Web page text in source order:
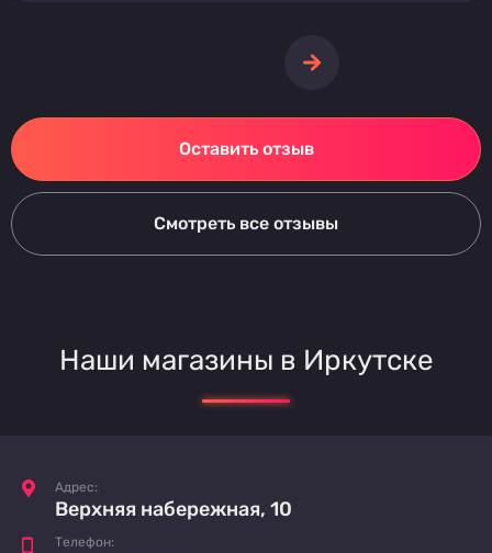
Оставить отзыв
Смотреть все отзывы
Наши магазины в Иркутске
Адрес:
Верхняя набережная, 10
Телефон: